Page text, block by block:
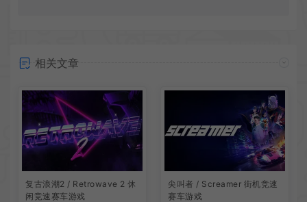
相关文章
复古浪潮2 / Retrowave 2 休
闲竞速赛车游戏
尖叫者 / Screamer 街机竞速
赛车游戏